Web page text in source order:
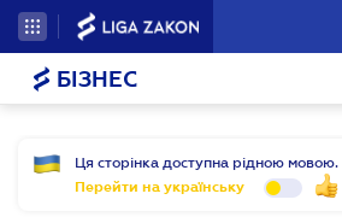
БІЗНЕС
Ця сторінка доступна рідною мовою.
Перейти на українську